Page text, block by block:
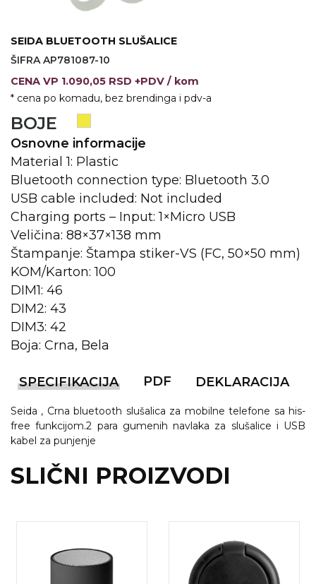
UNIFORME
STRETCH TOPS
SUBLIMACIJA
CRICKET UPALJAČI
ŠIBICA
JAKNE I PRSLUCI
HYGIENIC KOLEKCIJA
OKOVRATNE ID TRAKICE
PRIBOR ZA PISANJE
NARUKVICE ZA ŽURKE I
DOGAĐAJE
TERMOSI
BOCE
TEHNOLOGIJA
KANCELARIJA
PRIVESCI & ALATI
SEIDA BLUETOOTH SLUŠALICE
ŠIFRA AP781087-10
CENA VP 1.090,05 RSD +PDV / kom
* cena po komadu, bez brendinga i pdv-a
BOJE
Osnovne informacije
Material 1: Plastic
Bluetooth connection type: Bluetooth 3.0
USB cable included: Not included
Charging ports – Input: 1×Micro USB
Veličina: 88×37×138 mm
Štampanje: Štampa stiker-VS (FC, 50×50 mm)
KOM/Karton: 100
DIM1: 46
DIM2: 43
DIM3: 42
Boja: Crna, Bela
SPECIFIKACIJA PDF DEKLARACIJA
Seida , Crna bluetooth slušalica za mobilne telefone sa his-
free funkcijom.2 para gumenih navlaka za slušalice i USB
kabel za punjenje
SLIČNI PROIZVODI